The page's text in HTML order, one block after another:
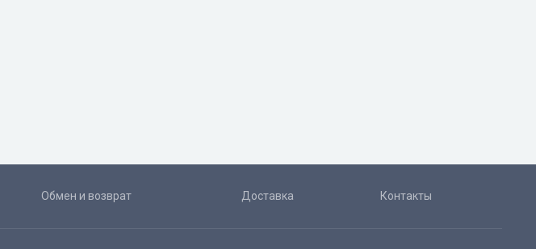
Обмен и возврат Доставка Контакты